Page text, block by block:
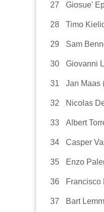
27 Giosue'
28 Timo
29 Sam
30 Giovanni
31 Jan Maas
32 Nicolas
33 Albert
34 Casper
35 Enzo
36 Francisco
37 Bart